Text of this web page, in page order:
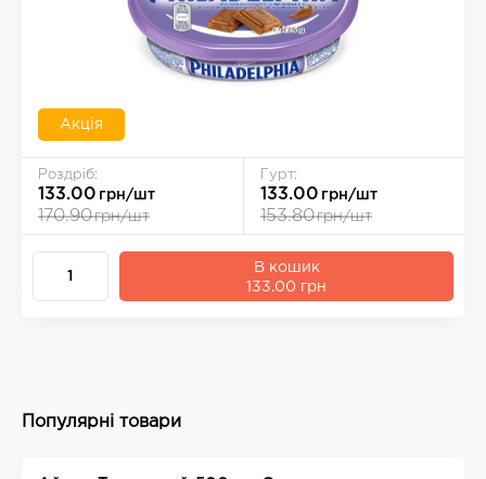
Акція
Роздріб:
133.00 грн/шт
170.90грн/шт
Гурт:
133.00 грн/шт
153.80грн/шт
В кошик
133.00 грн
Популярні товари